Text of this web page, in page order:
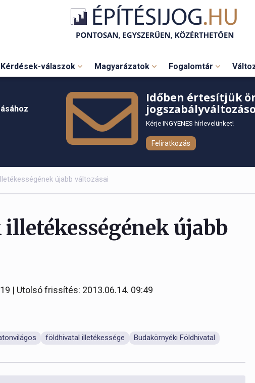
Kérdések-válaszok Magyarázatok Fogalomtár
Időben értesítjük
Kérje INGYENES hírlevelünket!
Feliratkozás
újabb változásai
újabb
| Utolsó frissítés: 2013.06.14. 09:49
földhivatal illetékessége
Budakörnyéki Földhivatal